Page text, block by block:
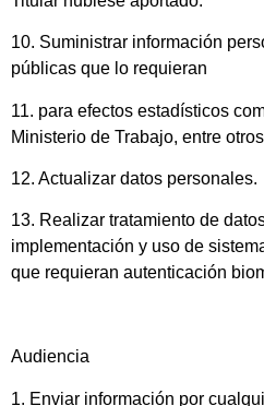
10. Suministrar información
públicas que lo requieran
11. para efectos estadísticos
Ministerio de Trabajo, entre
12. Actualizar datos personales.
13. Realizar tratamiento de
implementación y uso de
que requieran autenticación
Audiencia
1. Enviar información por